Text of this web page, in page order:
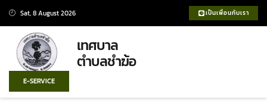
Sat, 8 August 2026 เป็นเพื่อนกับเรา
เทศบาล
ตำบลชำฆ้อ
E-SERVICE